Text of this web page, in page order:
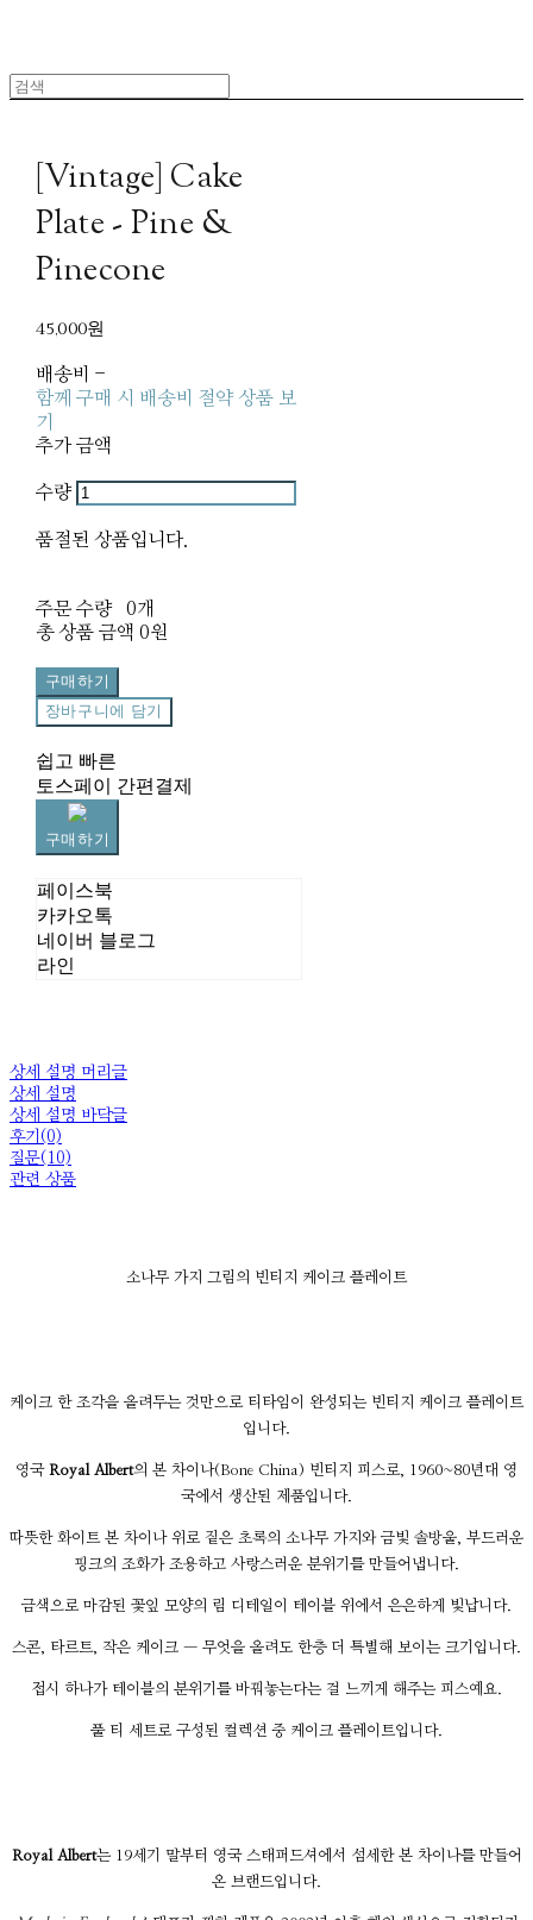
[Vintage] Cake
Plate - Pine &
Pinecone
45,000원
배송비 -
함께 구매 시 배송비 절약 상품 보
기
추가 금액
수량
품절된 상품입니다.
주문 수량
0개
총 상품 금액 0원
구매하기
장바구니에 담기
쉽고 빠른
토스페이 간편결제
구매하기
페이스북
카카오톡
네이버 블로그
라인
상세 설명 머리글
상세 설명
상세 설명 바닥글
후기(0)
질문(10)
관련 상품
소나무 가지 그림의 빈티지 케이크 플레이트
케이크 한 조각을 올려두는 것만으로 티타임이 완성되는 빈티지 케이크 플레이트
입니다.
영국 Royal Albert의 본 차이나(Bone China) 빈티지 피스로, 1960~80년대 영
국에서 생산된 제품입니다.
따뜻한 화이트 본 차이나 위로 짙은 초록의 소나무 가지와 금빛 솔방울, 부드러운
핑크의 조화가 조용하고 사랑스러운 분위기를 만들어냅니다.
금색으로 마감된 꽃잎 모양의 림 디테일이 테이블 위에서 은은하게 빛납니다.
스콘, 타르트, 작은 케이크 — 무엇을 올려도 한층 더 특별해 보이는 크기입니다.
접시 하나가 테이블의 분위기를 바꿔놓는다는 걸 느끼게 해주는 피스예요.
풀 티 세트로 구성된 컬렉션 중 케이크 플레이트입니다.
Royal Albert는 19세기 말부터 영국 스태퍼드셔에서 섬세한 본 차이나를 만들어
온 브랜드입니다.